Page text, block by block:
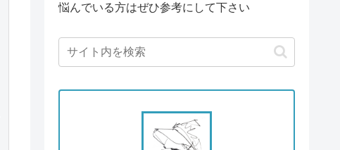
悩んでいる方はぜひ参考にして下さい